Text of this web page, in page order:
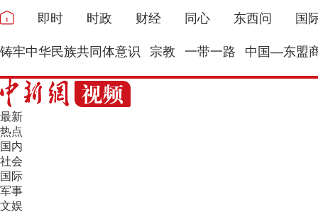
即时 时政 财经 同心 东西问 国
铸牢中华民族共同体意识 宗教 一带一路 中国—东盟
最新
热点
国内
社会
国际
军事
文娱